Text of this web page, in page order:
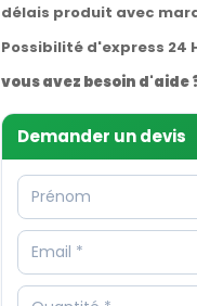
délais produit avec
Possibilité d'express 24
vous avez besoin
Demander un devis